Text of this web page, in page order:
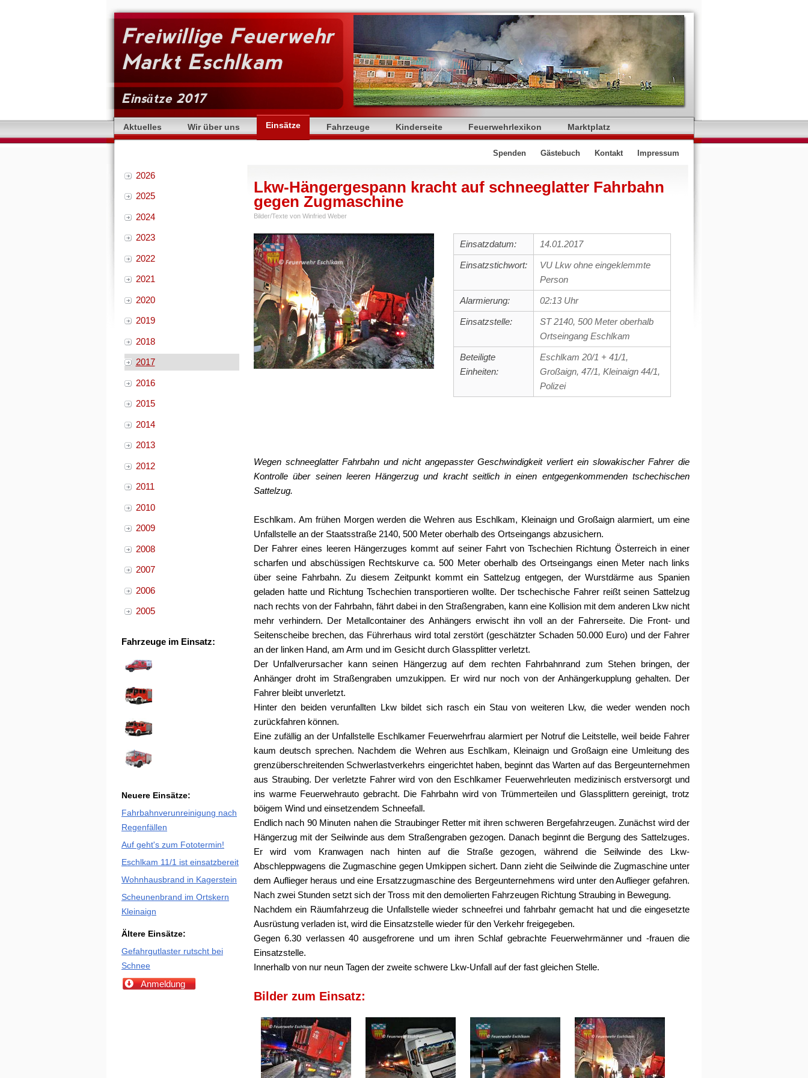
Freiwillige Feuerwehr
Markt Eschlkam
Einsätze 2017
Aktuelles Wir über uns Einsätze Fahrzeuge Kinderseite Feuerwehrlexikon Marktplatz
Spenden Gästebuch Kontakt Impressum
Lkw-Hängergespann kracht auf schneeglatter Fahrbahn
gegen Zugmaschine
Bilder/Texte von Winfried Weber
Einsatzdatum: 14.01.2017
Einsatzstichwort:
VU Lkw ohne eingeklemmte
Person
Alarmierung: 02:13 Uhr
Einsatzstelle:
ST 2140, 500 Meter oberhalb
Ortseingang Eschlkam
Beteiligte
Einheiten:
Eschlkam 20/1 + 41/1,
Großaign, 47/1, Kleinaign 44/1,
Polizei
Wegen schneeglatter Fahrbahn und nicht angepasster Geschwindigkeit verliert ein slowakischer Fahrer die
Kontrolle über seinen leeren Hängerzug und kracht seitlich in einen entgegenkommenden tschechischen
Sattelzug.
Eschlkam. Am frühen Morgen werden die Wehren aus Eschlkam, Kleinaign und Großaign alarmiert, um eine
Unfallstelle an der Staatsstraße 2140, 500 Meter oberhalb des Ortseingangs abzusichern.
Der Fahrer eines leeren Hängerzuges kommt auf seiner Fahrt von Tschechien Richtung Österreich in einer
scharfen und abschüssigen Rechtskurve ca. 500 Meter oberhalb des Ortseingangs einen Meter nach links
über seine Fahrbahn. Zu diesem Zeitpunkt kommt ein Sattelzug entgegen, der Wurstdärme aus Spanien
geladen hatte und Richtung Tschechien transportieren wollte. Der tschechische Fahrer reißt seinen Sattelzug
nach rechts von der Fahrbahn, fährt dabei in den Straßengraben, kann eine Kollision mit dem anderen Lkw nicht
mehr verhindern. Der Metallcontainer des Anhängers erwischt ihn voll an der Fahrerseite. Die Front- und
Seitenscheibe brechen, das Führerhaus wird total zerstört (geschätzter Schaden 50.000 Euro) und der Fahrer
an der linken Hand, am Arm und im Gesicht durch Glassplitter verletzt.
Der Unfallverursacher kann seinen Hängerzug auf dem rechten Fahrbahnrand zum Stehen bringen, der
Anhänger droht im Straßengraben umzukippen. Er wird nur noch von der Anhängerkupplung gehalten. Der
Fahrer bleibt unverletzt.
Hinter den beiden verunfallten Lkw bildet sich rasch ein Stau von weiteren Lkw, die weder wenden noch
zurückfahren können.
Eine zufällig an der Unfallstelle Eschlkamer Feuerwehrfrau alarmiert per Notruf die Leitstelle, weil beide Fahrer
kaum deutsch sprechen. Nachdem die Wehren aus Eschlkam, Kleinaign und Großaign eine Umleitung des
grenzüberschreitenden Schwerlastverkehrs eingerichtet haben, beginnt das Warten auf das Bergeunternehmen
aus Straubing. Der verletzte Fahrer wird von den Eschlkamer Feuerwehrleuten medizinisch erstversorgt und
ins warme Feuerwehrauto gebracht. Die Fahrbahn wird von Trümmerteilen und Glassplittern gereinigt, trotz
böigem Wind und einsetzendem Schneefall.
Endlich nach 90 Minuten nahen die Straubinger Retter mit ihren schweren Bergefahrzeugen. Zunächst wird der
Hängerzug mit der Seilwinde aus dem Straßengraben gezogen. Danach beginnt die Bergung des Sattelzuges.
Er wird vom Kranwagen nach hinten auf die Straße gezogen, während die Seilwinde des Lkw-
Abschleppwagens die Zugmaschine gegen Umkippen sichert. Dann zieht die Seilwinde die Zugmaschine unter
dem Auflieger heraus und eine Ersatzzugmaschine des Bergeunternehmens wird unter den Auflieger gefahren.
Nach zwei Stunden setzt sich der Tross mit den demolierten Fahrzeugen Richtung Straubing in Bewegung.
Nachdem ein Räumfahrzeug die Unfallstelle wieder schneefrei und fahrbahr gemacht hat und die eingesetzte
Ausrüstung verladen ist, wird die Einsatzstelle wieder für den Verkehr freigegeben.
Gegen 6.30 verlassen 40 ausgefrorene und um ihren Schlaf gebrachte Feuerwehrmänner und -frauen die
Einsatzstelle.
Innerhalb von nur neun Tagen der zweite schwere Lkw-Unfall auf der fast gleichen Stelle.
Bilder zum Einsatz:
2026
2025
2024
2023
2022
2021
2020
2019
2018
2017
2016
2015
2014
2013
2012
2011
2010
2009
2008
2007
2006
2005
Fahrzeuge im Einsatz:
Neuere Einsätze:
Fahrbahnverunreinigung nach
Regenfällen
Auf geht's zum Fototermin!
Eschlkam 11/1 ist einsatzbereit
Wohnhausbrand in Kagerstein
Scheunenbrand im Ortskern
Kleinaign
Ältere Einsätze:
Gefahrgutlaster rutscht bei
Schnee
Anmeldung